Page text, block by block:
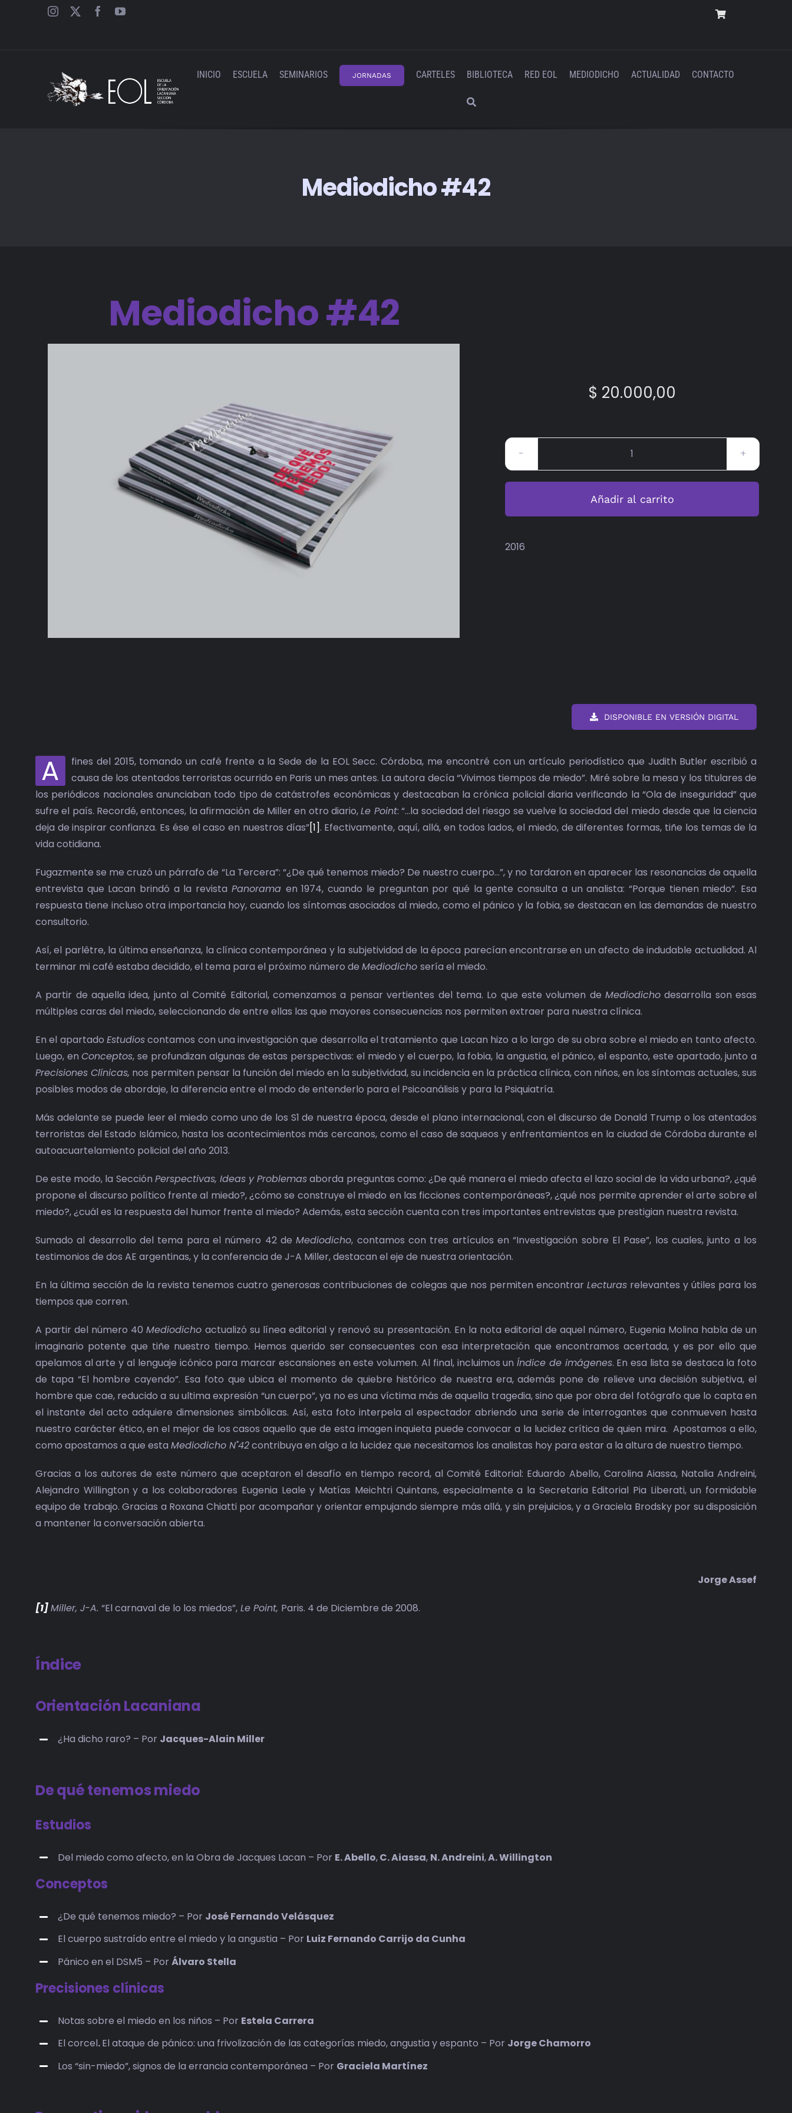
INICIO ESCUELA SEMINARIOS JORNADAS CARTELES BIBLIOTECA RED EOL MEDIODICHO ACTUALIDAD CONTACTO
Mediodicho #42
Mediodicho #42
$ 20.000,00
Mediodicho
cantidad
Añadir al carrito
2016
DISPONIBLE EN VERSIÓN DIGITAL
A
fines del 2015, tomando un café frente a la Sede de la EOL Secc. Córdoba, me encontré con un artículo periodístico que Judith Butler escribió a
causa de los atentados terroristas ocurrido en Paris un mes antes. La autora decía “Vivimos tiempos de miedo”. Miré sobre la mesa y los titulares de
los periódicos nacionales anunciaban todo tipo de catástrofes económicas y destacaban la crónica policial diaria verificando la “Ola de inseguridad” que
sufre el país. Recordé, entonces, la afirmación de Miller en otro diario,Le Point: “…la sociedad del riesgo se vuelve la sociedad del miedo desde que la ciencia
deja de inspirar confianza. Es ése el caso en nuestros días”[1]. Efectivamente, aquí, allá, en todos lados, el miedo, de diferentes formas, tiñe los temas de la
vida cotidiana.
Fugazmente se me cruzó un párrafo de “La Tercera”: “¿De qué tenemos miedo? De nuestro cuerpo…”, y no tardaron en aparecer las resonancias de aquella
entrevista que Lacan brindó a la revista Panorama en 1974, cuando le preguntan por qué la gente consulta a un analista: “Porque tienen miedo”. Esa
respuesta tiene incluso otra importancia hoy, cuando los síntomas asociados al miedo, como el pánico y la fobia, se destacan en las demandas de nuestro
consultorio.
Así, el parlêtre, la última enseñanza, la clínica contemporánea y la subjetividad de la época parecían encontrarse en un afecto de indudable actualidad. Al
terminar mi café estaba decidido, el tema para el próximo número de Mediodicho sería el miedo.
A partir de aquella idea, junto al Comité Editorial, comenzamos a pensar vertientes del tema. Lo que este volumen deMediodicho desarrolla son esas
múltiples caras del miedo, seleccionando de entre ellas las que mayores consecuencias nos permiten extraer para nuestra clínica.
En el apartado Estudioscontamos con una investigación que desarrolla el tratamiento que Lacan hizo a lo largo de su obra sobre el miedo en tanto afecto.
Luego, enConceptos, se profundizan algunas de estas perspectivas: el miedo y el cuerpo, la fobia, la angustia, el pánico, el espanto, este apartado, junto a
Precisiones Clínicas, nos permiten pensar la función del miedo en la subjetividad, su incidencia en la práctica clínica, con niños, en los síntomas actuales, sus
posibles modos de abordaje, la diferencia entre el modo de entenderlo para el Psicoanálisis y para la Psiquiatría.
Más adelante se puede leer el miedo como uno de los S1 de nuestra época, desde el plano internacional, con el discurso de Donald Trump o los atentados
terroristas del Estado Islámico, hasta los acontecimientos más cercanos, como el caso de saqueos y enfrentamientos en la ciudad de Córdoba durante el
autoacuartelamiento policial del año 2013.
De este modo, la Sección Perspectivas, Ideas y Problemasaborda preguntas como: ¿De qué manera el miedo afecta el lazo social de la vida urbana?, ¿qué
propone el discurso político frente al miedo?, ¿cómo se construye el miedo en las ficciones contemporáneas?, ¿qué nos permite aprender el arte sobre el
miedo?, ¿cuál es la respuesta del humor frente al miedo? Además, esta sección cuenta con tres importantes entrevistas que prestigian nuestra revista.
Sumado al desarrollo del tema para el número 42 deMediodicho, contamos con tres artículos en “Investigación sobre El Pase”, los cuales, junto a los
testimonios de dos AE argentinas, y la conferencia de J-A Miller, destacan el eje de nuestra orientación.
En la última sección de la revista tenemos cuatro generosas contribuciones de colegas que nos permiten encontrar Lecturasrelevantes y útiles para los
tiempos que corren.
A partir del número 40Mediodichoactualizó su línea editorial y renovó su presentación. En la nota editorial de aquel número, Eugenia Molina habla de un
imaginario potente que tiñe nuestro tiempo. Hemos querido ser consecuentes con esa interpretación que encontramos acertada, y es por ello que
apelamos al arte y al lenguaje icónico para marcar escansiones en este volumen. Al final, incluimos unÍndice de imágenes. En esa lista se destaca la foto
de tapa “El hombre cayendo”. Esa foto que ubica el momento de quiebre histórico de nuestra era, además pone de relieve una decisión subjetiva, el
hombre que cae, reducido a su ultima expresión “un cuerpo”, ya no es una víctima más de aquella tragedia, sino que por obra del fotógrafo que lo capta en
el instante del acto adquiere dimensiones simbólicas. Así, esta foto interpela al espectador abriendo una serie de interrogantes que conmueven hasta
nuestro carácter ético, en el mejor de los casos aquello que de esta imagen inquieta puede convocar a la lucidez crítica de quien mira. Apostamos a ello,
como apostamos a que esta Mediodicho N˚42contribuya en algo a la lucidez que necesitamos los analistas hoy para estar a la altura de nuestro tiempo.
Gracias a los autores de este número que aceptaron el desafío en tiempo record, al Comité Editorial: Eduardo Abello, Carolina Aiassa, Natalia Andreini,
Alejandro Willington y a los colaboradores Eugenia Leale y Matías Meichtri Quintans, especialmente a la Secretaria Editorial Pia Liberati, un formidable
equipo de trabajo. Gracias a Roxana Chiatti por acompañar y orientar empujando siempre más allá, y sin prejuicios, y a Graciela Brodsky por su disposición
a mantener la conversación abierta.
Jorge Assef
[1]Miller, J-A. “El carnaval de lo los miedos”,Le Point, Paris. 4 de Diciembre de 2008.
Índice
Orientación Lacaniana
¿Ha dicho raro? – Por Jacques-Alain Miller
De qué tenemos miedo
Estudios
Del miedo como afecto, en la Obra de Jacques Lacan – Por E. Abello,C. Aiassa, N. Andreini,A. Willington
Conceptos
¿De qué tenemos miedo? – Por José Fernando Velásquez
El cuerpo sustraído entre el miedo y la angustia – Por Luiz Fernando Carrijo da Cunha
Pánico en el DSM5 – PorÁlvaro Stella
Precisiones clínicas
Notas sobre el miedo en los niños – Por Estela Carrera
El corcel.El ataque de pánico: una frivolización de las categorías miedo, angustia y espanto – Por Jorge Chamorro
Los “sin-miedo”, signos de la errancia contemporánea – Por Graciela Martínez